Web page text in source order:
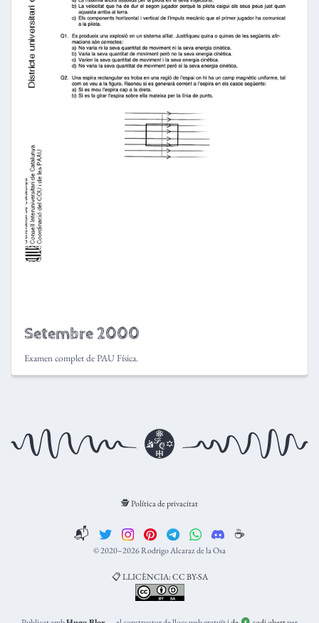
Setembre 2000
Examen complet de PAU Física.
🕵️ Política de privacitat
📬 ☕️
© 2020–2026 Rodrigo Alcaraz de la Osa
📋 LLICÈNCIA: CC BY-SA